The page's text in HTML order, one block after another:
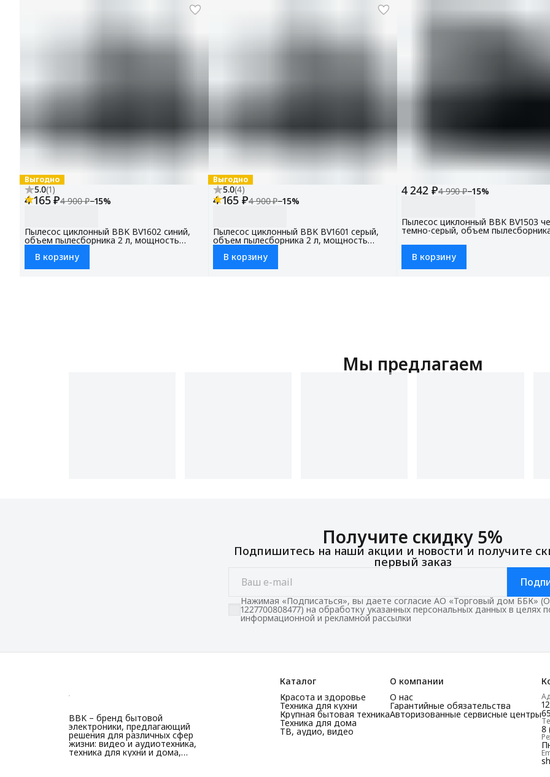
Выгодно
5.0(1)
4 165 ₽4 900 ₽−15%
Пылесос циклонный BBK BV1602 синий,
объем пылесборника 2 л, мощность
всасывания 300 Вт, НЕРА фильтр (модель
FBV1601H), 3 насадки в комплекте
В корзину
Выгодно
5.0(4)
4 165 ₽4 900 ₽−15%
Пылесос циклонный BBK BV1601 серый,
объем пылесборника 2 л, мощность
всасывания 300 Вт, НЕРА фильтр (модель
FBV1601H), 3 насадки в комплекте
В корзину
4 242 ₽4 990 ₽−15%
Пылесос циклонный BBK BV1503
темно-серый, объем
мощность всасывания 320 Вт,
фильтров (модель FBV0306), 3
комплекте
В корзину
Мы предлагаем
Получите скидку 5%
Подпишитесь на наши акции и новости и получите
первый заказ
Нажимая «Подписаться», вы даете согласие АО «Торговый дом ББК»
1227700808477) на обработку указанных персональных данных в целях
информационной и рекламной рассылки
BBK – бренд бытовой
электроники, предлагающий
решения для различных сфер
жизни: видео и аудиотехника,
техника для кухни и дома,
красоты и здоровья.
Каталог
Красота и здоровье
Техника для кухни
Крупная бытовая техника
Техника для дома
ТВ, аудио, видео
О компании
О нас
Гарантийные обязательства
Авторизованные сервисные центры
8